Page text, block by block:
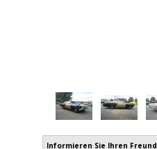
Informieren Sie Ihren Freund